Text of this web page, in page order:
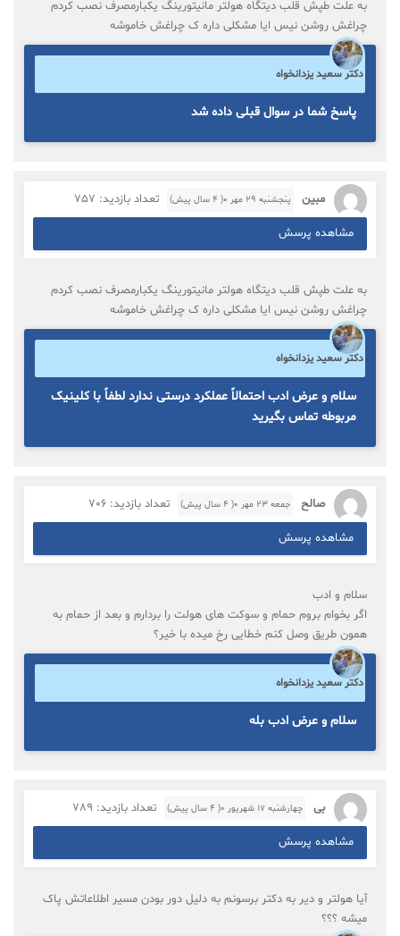
به علت طپش قلب دیتگاه هولتر مانیتورینگ یکبارمصرف نصب کردم
چراغش روشن نیس ایا مشکلی داره ک چراغش خاموشه
دکتر سعید یزدانخواه
پاسخ شما در سوال قبلی داده شد
مبین پنجشنبه ۲۹ مهر ۰( 4 سال پیش) تعداد بازدید: 757
مشاهده پرسش
به علت طپش قلب دیتگاه هولتر مانیتورینگ یکبارمصرف نصب کردم
چراغش روشن نیس ایا مشکلی داره ک چراغش خاموشه
دکتر سعید یزدانخواه
سلام و عرض ادب احتمالاً عملکرد درستی ندارد لطفاً با کلینیک
مربوطه تماس بگیرید
صالح جمعه ۲۳ مهر ۰( 4 سال پیش) تعداد بازدید: 706
مشاهده پرسش
سلام و ادب
اگر بخوام بروم حمام و سوکت های هولت را بردارم و بعد از حمام به
همون طریق وصل کنم خطایی رخ میده با خیر؟
دکتر سعید یزدانخواه
سلام و عرض ادب بله
بی چهارشنبه ۱۷ شهریور ۰( 4 سال پیش) تعداد بازدید: 789
مشاهده پرسش
آیا هولتر و دیر به دکتر برسونم به دلیل دور بودن مسیر اطلاعاتش پاک
میشه ؟؟؟